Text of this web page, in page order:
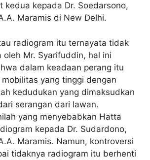
kedua kepada Dr. Soedarsono,
A.A. Maramis di New Delhi.
radiogram itu ternayata tidak
oleh Mr. Syarifuddin, hal ini
dalam keadaan perang itu
yang tinggi dengan
kedudukan yang dimaksudkan
serangan dari lawan.
yang menyebabkan Hatta
kepada Dr. Sudardono,
Maramis. Namun, kontroversi
tidaknya radiogram itu berhenti